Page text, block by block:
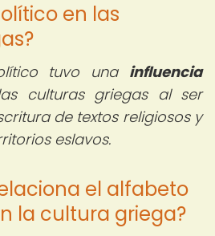
en las
tuvo una influencia
culturas griegas al ser
de textos religiosos y
eslavos.
el alfabeto
la cultura griega?